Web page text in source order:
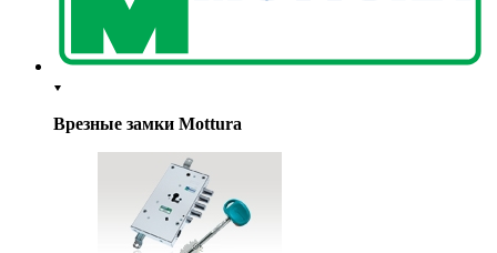
Врезные замки Mottura